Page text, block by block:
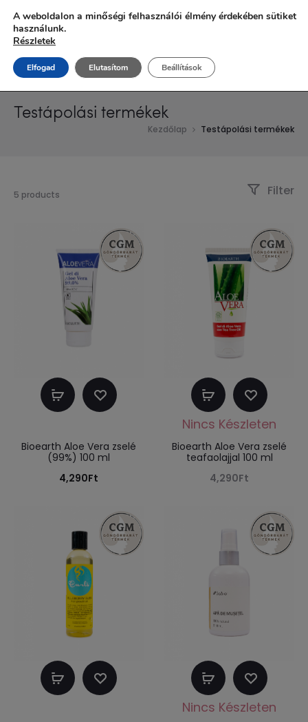
Ingyenes szállítás 20.000 Ft fölött!
Testápolási termékek
Kezdőlap Testápolási termékek
5 products Filter
Kosárba
Bioearth Aloe Vera zselé
(99%) 100 ml
4,290Ft
Tovább
olvasom
Bioearth Aloe Vera zselé
teafaolajjal 100 ml
4,290Ft
Kosárba Tovább
olvasom
A weboldalon a minőségi felhasználói élmény érdekében sütiket
használunk.
Részletek
Elfogad Elutasítom Beállítások